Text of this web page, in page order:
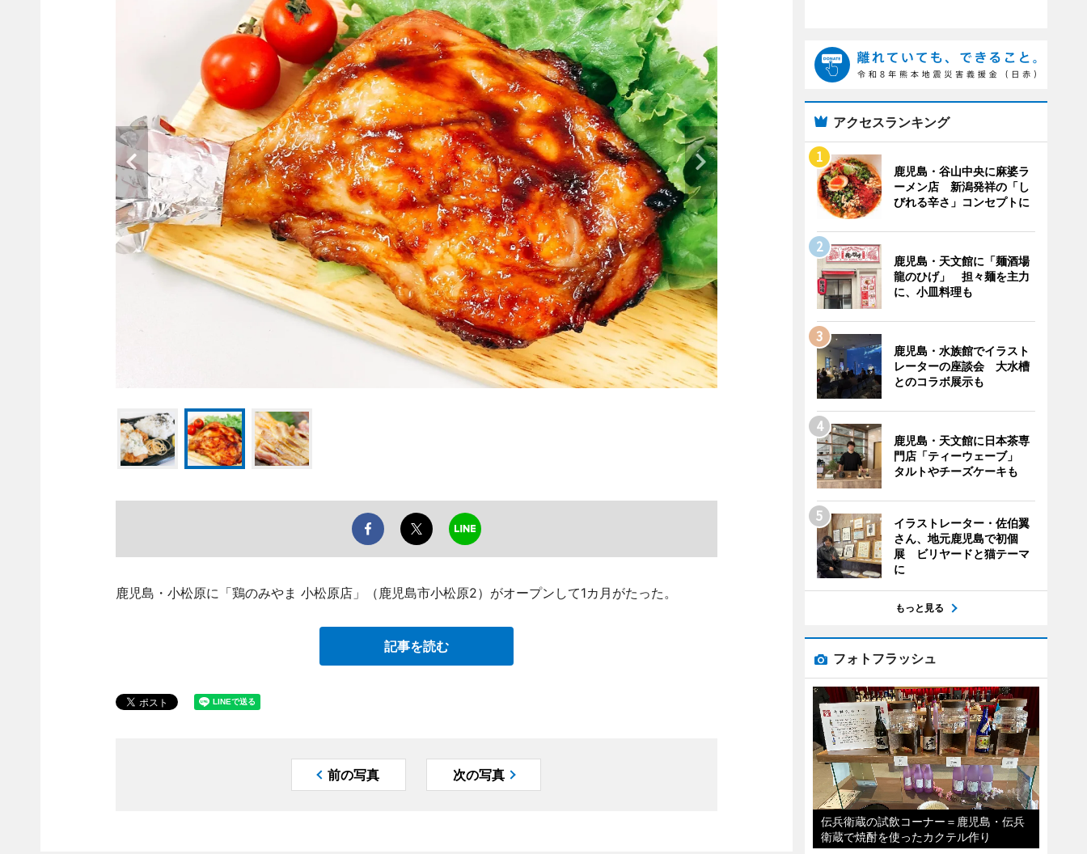
鹿児島・小松原に「鶏のみやま 小松原店」（鹿児島市小松原2）がオープンして1カ月がたった。
記事を読む
前の写真 次の写真
アクセスランキング
鹿児島・谷山中央に麻婆ラ
ーメン店 新潟発祥の「し
びれる辛さ」コンセプトに
鹿児島・天文館に「麺酒場
龍のひげ」 担々麺を主力
に、小皿料理も
鹿児島・水族館でイラスト
レーターの座談会 大水槽
とのコラボ展示も
鹿児島・天文館に日本茶専
門店「ティーウェーブ」
タルトやチーズケーキも
イラストレーター・佐伯翼
さん、地元鹿児島で初個
展 ビリヤードと猫テーマ
に
もっと見る
フォトフラッシュ
伝兵衛蔵の試飲コーナー＝鹿児島・伝兵
衛蔵で焼酎を使ったカクテル作り